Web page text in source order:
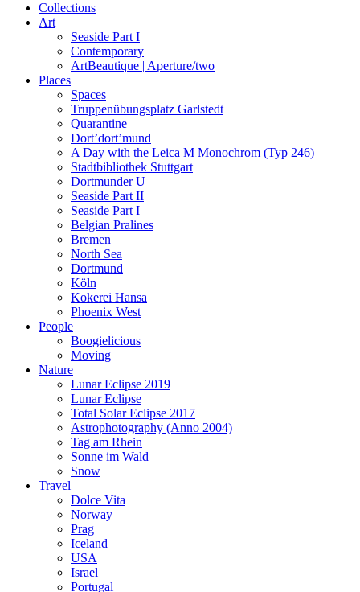
Collections
Art
Seaside Part I
Contemporary
ArtBeautique | Aperture/two
Places
Spaces
Truppenübungsplatz Garlstedt
Quarantine
Dort’dort’mund
A Day with the Leica M Monochrom (Typ 246)
Stadtbibliothek Stuttgart
Dortmunder U
Seaside Part II
Seaside Part I
Belgian Pralines
Bremen
North Sea
Dortmund
Köln
Kokerei Hansa
Phoenix West
People
Boogielicious
Moving
Nature
Lunar Eclipse 2019
Lunar Eclipse
Total Solar Eclipse 2017
Astrophotography (Anno 2004)
Tag am Rhein
Sonne im Wald
Snow
Travel
Dolce Vita
Norway
Prag
Iceland
USA
Israel
Portugal